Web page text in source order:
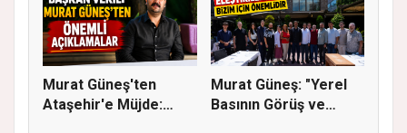
Murat Güneş'ten
Ataşehir'e Müjde:
Murat Güneş: "Yerel
Basının Görüş ve